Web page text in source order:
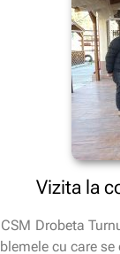
Vizita la
Drobeta
cu care